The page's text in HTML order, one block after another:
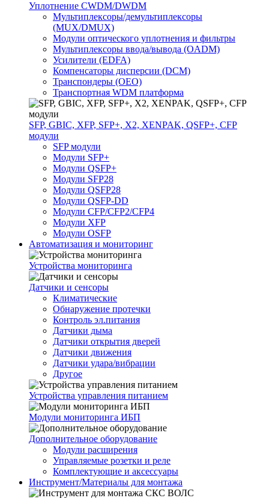
Уплотнение CWDM/DWDM
Мультиплексоры/демультиплексоры
(MUX/DMUX)
Модули оптического уплотнения и фильтры
Мультиплексоры ввода/вывода (OADM)
Усилители (EDFA)
Компенсаторы дисперсии (DCM)
Транспондеры (OEO)
Транспортная WDM платформа
SFP, GBIC, XFP, SFP+, X2, XENPAK, QSFP+, CFP
модули
SFP модули
Модули SFP+
Модули QSFP+
Модули SFP28
Модули QSFP28
Модули QSFP-DD
Модули CFP/CFP2/CFP4
Модули XFP
Модули OSFP
Автоматизация и мониторинг
Устройства мониторинга
Датчики и сенсоры
Климатические
Обнаружение протечки
Контроль эл.питания
Датчики дыма
Датчики открытия дверей
Датчики движения
Датчики удара/вибрации
Другое
Устройства управления питанием
Модули мониторинга ИБП
Дополнительное оборудование
Модули расширения
Управляемые розетки и реле
Комплектующие и аксессуары
Инструмент/Материалы для монтажа